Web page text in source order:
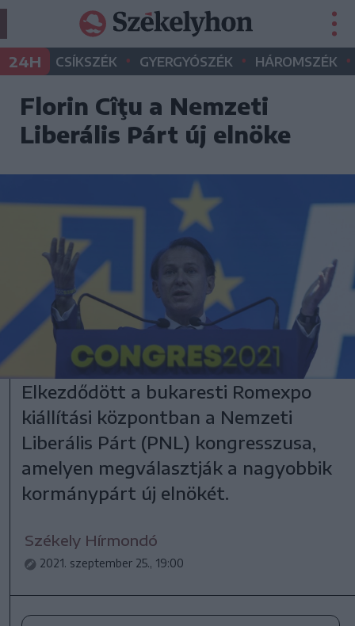
24H CSÍKSZÉK • GYERGYÓSZÉK • HÁROMSZÉK •
Florin Cîţu a Nemzeti
Liberális Párt új elnöke
Elkezdődött a bukaresti Romexpo
kiállítási központban a Nemzeti
Liberális Párt (PNL) kongresszusa,
amelyen megválasztják a nagyobbik
kormánypárt új elnökét.
Székely Hírmondó
2021. szeptember 25., 19:00